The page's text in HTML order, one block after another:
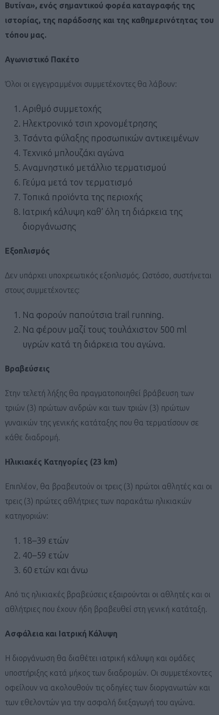
Βυτίνα», ενός σημαντικού φορέα καταγραφής της
ιστορίας, της παράδοσης και της καθημερινότητας του
τόπου μας.
Αγωνιστικό Πακέτο
Όλοι οι εγγεγραμμένοι συμμετέχοντες θα λάβουν:
Αριθμό συμμετοχής
Ηλεκτρονικό τσιπ χρονομέτρησης
Τσάντα φύλαξης προσωπικών αντικειμένων
Τεχνικό μπλουζάκι αγώνα
Αναμνηστικό μετάλλιο τερματισμού
Γεύμα μετά τον τερματισμό
Τοπικά προϊόντα της περιοχής
Ιατρική κάλυψη καθ’ όλη τη διάρκεια της
διοργάνωσης
Εξοπλισμός
Δεν υπάρχει υποχρεωτικός εξοπλισμός. Ωστόσο, συστήνεται
στους συμμετέχοντες:
Να φορούν παπούτσια trail running.
Να φέρουν μαζί τους τουλάχιστον 500 ml
υγρών κατά τη διάρκεια του αγώνα.
Βραβεύσεις
Στην τελετή λήξης θα πραγματοποιηθεί βράβευση των
τριών (3) πρώτων ανδρών και των τριών (3) πρώτων
γυναικών της γενικής κατάταξης που θα τερματίσουν σε
κάθε διαδρομή.
Ηλικιακές Κατηγορίες (23 km)
Επιπλέον, θα βραβευτούν οι τρεις (3) πρώτοι αθλητές και οι
τρεις (3) πρώτες αθλήτριες των παρακάτω ηλικιακών
κατηγοριών:
18–39 ετών
40–59 ετών
60 ετών και άνω
Από τις ηλικιακές βραβεύσεις εξαιρούνται οι αθλητές και οι
αθλήτριες που έχουν ήδη βραβευθεί στη γενική κατάταξη.
Ασφάλεια και Ιατρική Κάλυψη
Η διοργάνωση θα διαθέτει ιατρική κάλυψη και ομάδες
υποστήριξης κατά μήκος των διαδρομών. Οι συμμετέχοντες
οφείλουν να ακολουθούν τις οδηγίες των διοργανωτών και
των εθελοντών για την ασφαλή διεξαγωγή του αγώνα.